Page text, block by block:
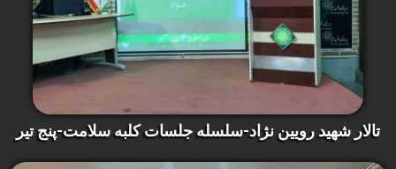
تالار شهید رویین نژاد-سلسله جلسات کلبه سلامت-پنج تیر